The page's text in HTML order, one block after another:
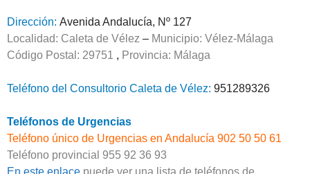
Dirección: Avenida Andalucía, Nº 127
Localidad: Caleta de Vélez – Municipio: Vélez-Málaga
Código Postal: 29751 , Provincia: Málaga
Teléfono del Consultorio Caleta de Vélez: 951289326
Teléfonos de Urgencias
Teléfono único de Urgencias en Andalucía 902 50 50 61
Teléfono provincial 955 92 36 93
En este enlace puede ver una lista de teléfonos de